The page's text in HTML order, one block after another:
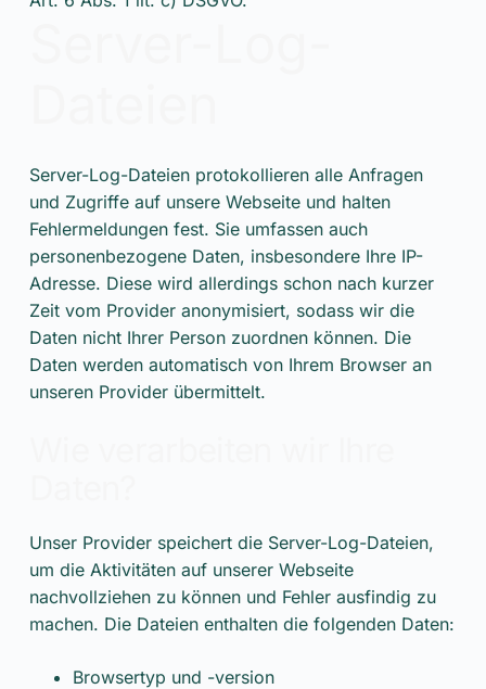
Server-Log-Dateien protokollieren alle Anfragen
und Zugriffe auf unsere Webseite und halten
Fehlermeldungen fest. Sie umfassen auch
personenbezogene Daten, insbesondere Ihre IP-
Adresse. Diese wird allerdings schon nach kurzer
Zeit vom Provider anonymisiert, sodass wir die
Daten nicht Ihrer Person zuordnen können. Die
Daten werden automatisch von Ihrem Browser an
unseren Provider übermittelt.
Unser Provider speichert die Server-Log-Dateien,
um die Aktivitäten auf unserer Webseite
nachvollziehen zu können und Fehler ausfindig zu
machen. Die Dateien enthalten die folgenden Daten:
Browsertyp und -version